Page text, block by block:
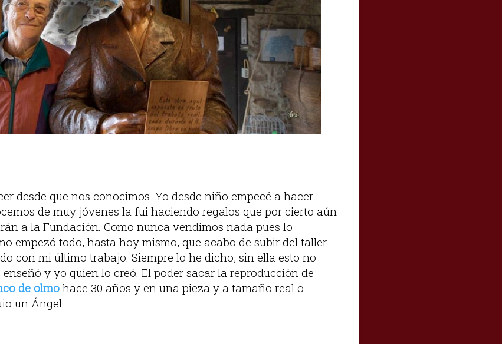
desde que nos conocimos. Yo desde niño empecé a hacer
de muy jóvenes la fui haciendo regalos que por cierto aún
a la Fundación. Como nunca vendimos nada pues lo
empezó todo, hasta hoy mismo, que acabo de subir del taller
con mi último trabajo. Siempre lo he dicho, sin ella esto no
y yo quien lo creó. El poder sacar la reproducción de
de olmo hace 30 años y en una pieza y a tamaño real o
un Ángel